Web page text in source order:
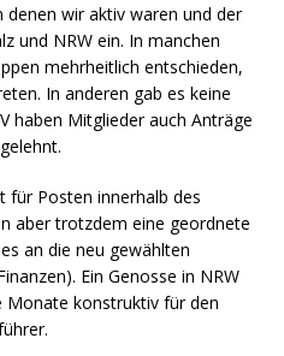
denen wir aktiv waren und der
und NRW ein. In manchen
mehrheitlich entschieden,
In anderen gab es keine
haben Mitglieder auch Anträge
für Posten innerhalb des
aber trotzdem eine geordnete
an die neu gewählten
Ein Genosse in NRW
konstruktiv für den